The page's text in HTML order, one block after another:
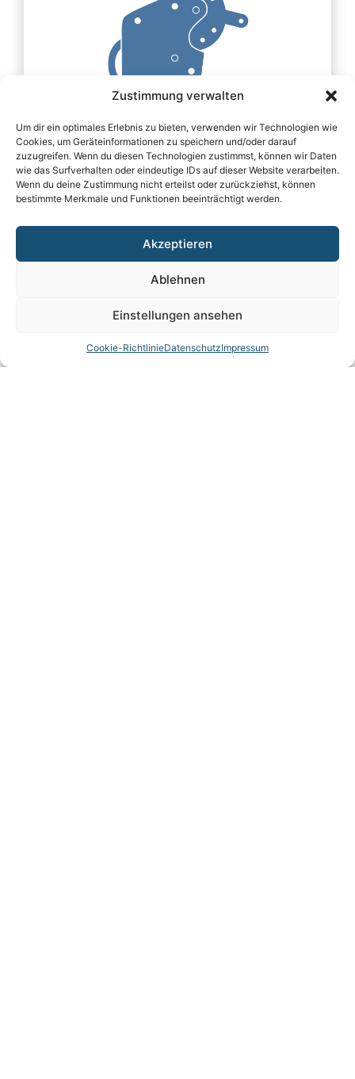
Zustimmung verwalten
Um dir ein optimales Erlebnis zu bieten, verwenden wir Technologien wie
Cookies, um Geräteinformationen zu speichern und/oder darauf
zuzugreifen. Wenn du diesen Technologien zustimmst, können wir Daten
wie das Surfverhalten oder eindeutige IDs auf dieser Website verarbeiten.
Wenn du deine Zustimmung nicht erteilst oder zurückziehst, können
bestimmte Merkmale und Funktionen beeinträchtigt werden.
Akzeptieren
Ablehnen
Einstellungen ansehen
Cookie-RichtlinieDatenschutzImpressum
KUPPLUNGEN